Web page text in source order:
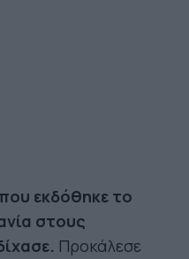
εκδόθηκε το
στους
Προκάλεσε